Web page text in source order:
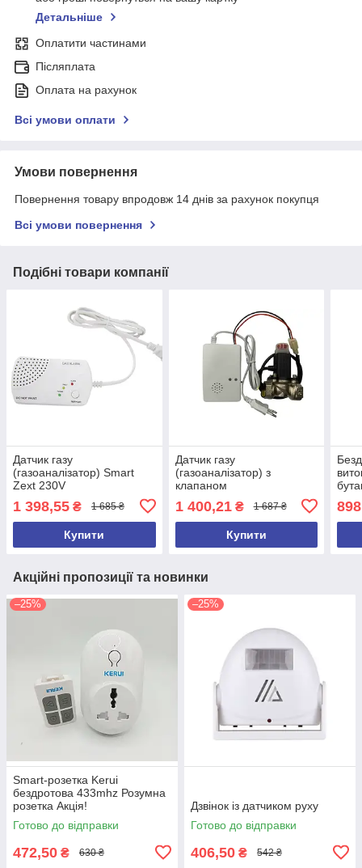
Детальніше
Оплатити частинами
Післяплата
Оплата на рахунок
Всі умови оплати
Умови повернення
Повернення товару впродовж 14 днів за рахунок покупця
Всі умови повернення
Подібні товари компанії
Датчик газу
(газоаналізатор) Smart
Zext 230V
1 398,55 ₴ 1 685 ₴
Купити
Датчик газу
(газоаналізатор) з
клапаном
1 400,21₴ 1 687 ₴
Купити
Акційні пропозиції та новинки
–25%
Smart-розетка Kerui
бездротова 433mhz Розумна
розетка Акція!
Готово до відправки
472,50 ₴ 630 ₴
–25%
Дзвінок із датчиком руху
Готово до відправки
406,50 ₴ 542 ₴